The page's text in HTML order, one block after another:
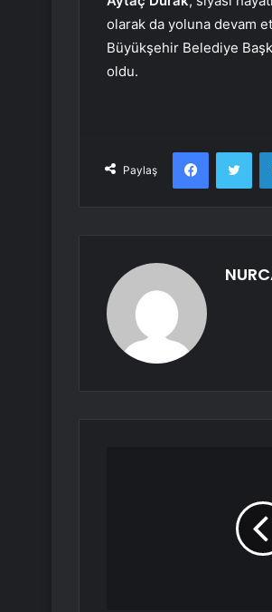
olarak da yoluna devam
Büyükşehir Belediye
oldu.
Paylaş
Facebook